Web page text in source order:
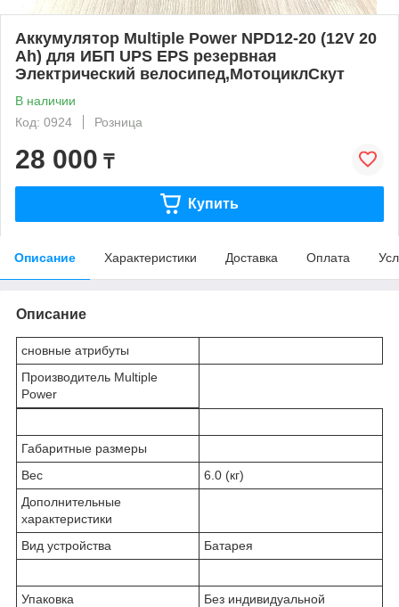
Аккумулятор Multiple Power NPD12-20 (12V 20
Ah) для ИБП UPS EPS резервная
Электрический велосипед,МотоциклСкут
В наличии
Код: 0924
Розница
28 000 ₸
Купить
Описание Характеристики Доставка Оплата
Описание
сновные атрибуты
Производитель Multiple
Power
Габаритные размеры
Вес
6.0 (кг)
Дополнительные
характеристики
Вид устройства
Батарея
Упаковка
Без индивидуальной